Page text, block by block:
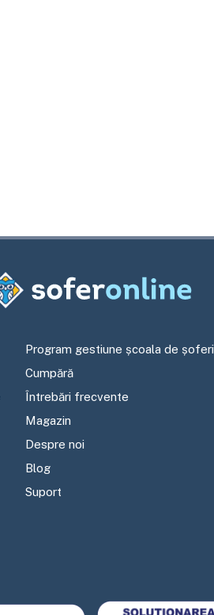
Program gestiune școala de șoferi
Cumpără
Întrebări frecvente
Magazin
Despre noi
Blog
Suport